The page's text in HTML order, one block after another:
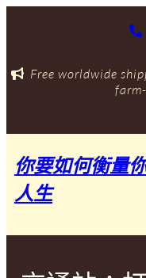
內
Free worldwide
你要如何衡量
人生